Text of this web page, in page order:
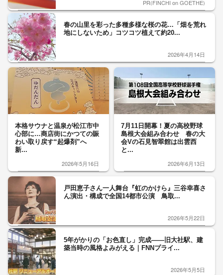
PR(FINCHI on GOETHE)
春の山里を彩った多種多様な桜の花…「畑を荒れ
地にしないため」コツコツ植えて約20...
2026年4月14日
本格サウナと温泉が松江市中
心部に…商店街にかつての賑
わい取り戻す“起爆剤”へ
新...
2026年5月16日
7月11日開幕！夏の高校野球
島根大会組み合わせ 春の大
会Vの石見智翠館は出雲西
と...
2026年6月13日
戸田恵子さん一人舞台『虹のかけら』三谷幸喜さ
ん演出・構成で全国14都市公演 鳥取...
2026年5月22日
5年がかりの「お色直し」完成——旧大社駅、建
築当時の風格よみがえる｜FNNプライ...
2026年5月5日